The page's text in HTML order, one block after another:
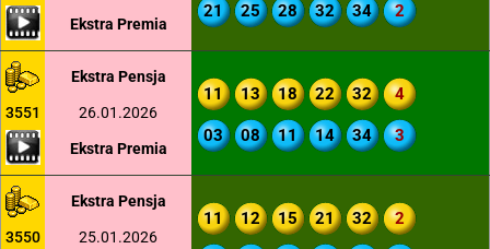
Ekstra Premia
21 25 28 32 34 2
3551
Ekstra Pensja
26.01.2026
Ekstra Premia
11 13 18 22 32 4
03 08 11 14 34 3
3550
Ekstra Pensja
25.01.2026
11 12 15 21 32 2